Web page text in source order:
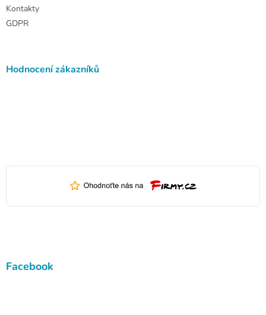
Kontakty
GDPR
Hodnocení zákazníků
Facebook